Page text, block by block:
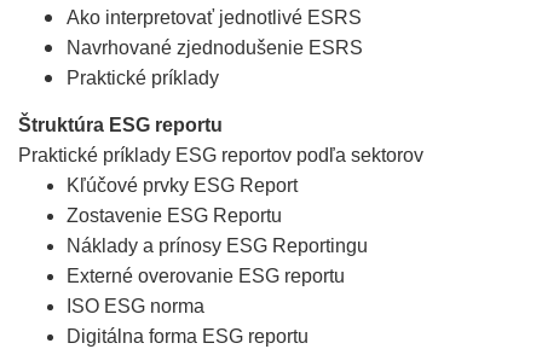
Ako interpretovať jednotlivé ESRS
Navrhované zjednodušenie ESRS
Praktické príklady
Štruktúra ESG reportu
Praktické príklady ESG reportov podľa sektorov
Kľúčové prvky ESG Report
Zostavenie ESG Reportu
Náklady a prínosy ESG Reportingu
Externé overovanie ESG reportu
ISO ESG norma
Digitálna forma ESG reportu